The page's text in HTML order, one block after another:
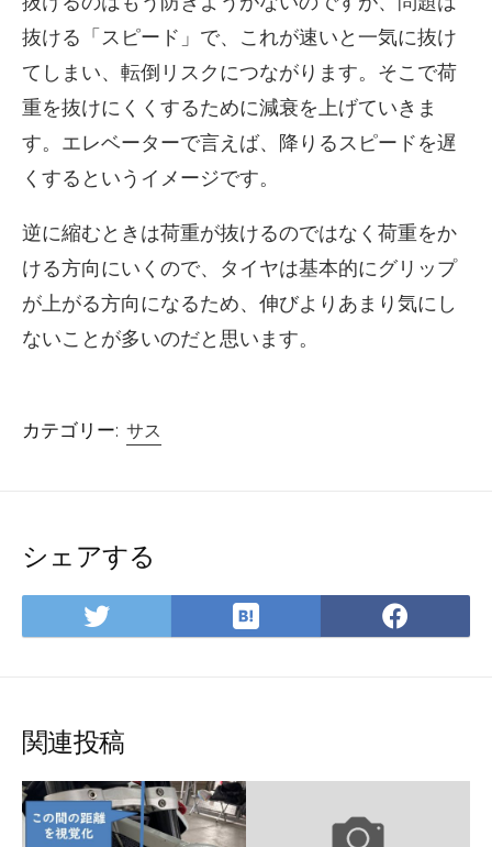
抜ける「スピード」で、これが速いと一気に抜け
てしまい、転倒リスクにつながります。そこで荷
重を抜けにくくするために減衰を上げていきま
す。エレベーターで言えば、降りるスピードを遅
くするというイメージです。
逆に縮むときは荷重が抜けるのではなく荷重をか
ける方向にいくので、タイヤは基本的にグリップ
が上がる方向になるため、伸びよりあまり気にし
ないことが多いのだと思います。
カテゴリー: サス
シェアする
Twitter
で
は
て
マ
で
関連投稿